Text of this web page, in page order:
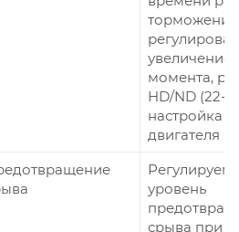
увеличение
момента,
HD/ND (22-
настройка
двигателя
уровень
срыва при